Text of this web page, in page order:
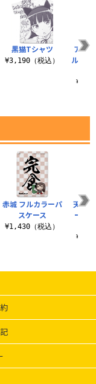
黒猫Tシャツ
¥3,190（税込）
アス
ルグラ
赤城 フルカラーパ
スケース
¥1,430（税込）
天津
ース